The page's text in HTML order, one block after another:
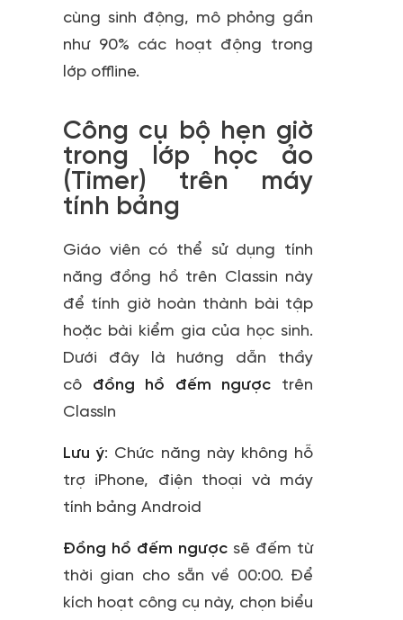
cùng sinh động, mô phỏng gần
như 90% các hoạt động trong
lớp offline.
Công cụ bộ hẹn giờ
trong lớp học ảo
(Timer) trên máy
tính bảng
Giáo viên có thể sử dụng tính
năng đồng hồ trên Classin này
để tính giờ hoàn thành bài tập
hoặc bài kiểm gia của học sinh.
Dưới đây là hướng dẫn thầy
cô đồng hồ đếm ngược trên
ClassIn
Lưu ý: Chức năng này không hỗ
trợ iPhone, điện thoại và máy
tính bảng Android
Đồng hồ đếm ngược sẽ đếm từ
thời gian cho sẵn về 00:00. Để
kích hoạt công cụ này, chọn biểu